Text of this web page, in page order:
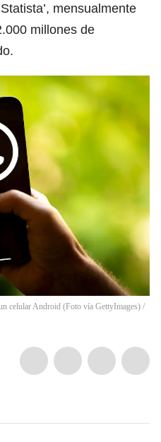
mensualmente
millones de
celular Android (Foto vía GettyImages) /